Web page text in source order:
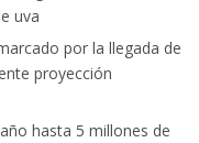
uva
por la llegada de
proyección
hasta 5 millones de